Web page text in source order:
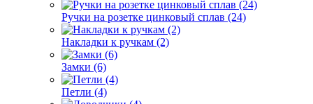
Ручки на розетке цинковый сплав (24)
Накладки к ручкам (2)
Замки (6)
Петли (4)